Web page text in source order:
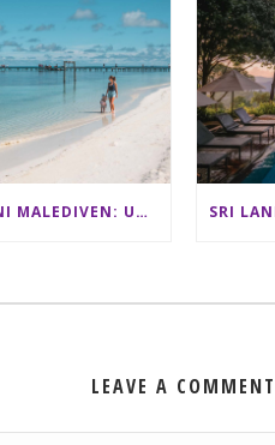
CLUB MED KANI MALEDIVEN: UNSERE ERFAHRUNGEN IM ALL-INCLUSIVE PARADIES
LEAVE A COMMENT